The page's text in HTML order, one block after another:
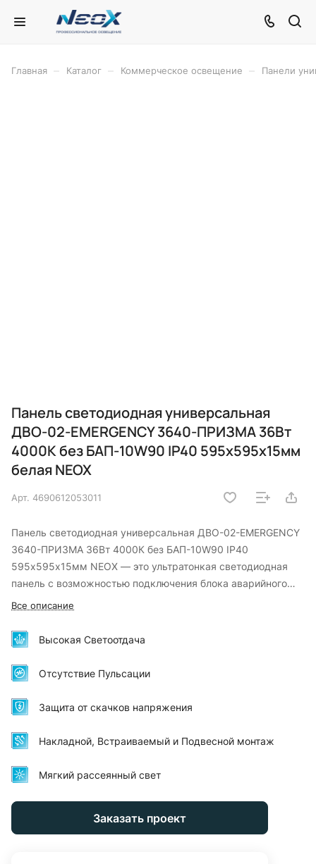
Главная Каталог Коммерческое освещение Панели
Панель светодиодная универсальная
ДВО-02-EMERGENCY 3640-ПРИЗМА 36Вт
4000К без БАП-10W90 IP40 595х595x15мм
белая NEOX
Арт. 4690612053011
Панель светодиодная универсальная ДВО-02-EMERGENCY
3640-ПРИЗМА 36Вт 4000К без БАП-10W90 IP40
595х595x15мм NEOX — это ультратонкая светодиодная
панель с возможностью подключения блока аварийного
питания для основного и дополнительного освещения в
учебных заведениях и местах общественного питания.
Световой поток 3960 Лм, эффективность 110 Лм/Вт,
цветовая температура 4000К (нейтральный белый),
призматический рассеиватель. Отсутствие пульсаций,
встроенная защита от скачков напряжения. Ультратонкий
корпус 15 мм, размер 595×595 мм, подходит для
накладного, встраиваемого и подвесного монтажа.
Возможность подключения блока аварийного питания
БАП-10W90 (приобретается отдельно). Гарантия 24 месяца.
Все описание
Высокая Светоотдача
Отсутствие Пульсации
Защита от скачков напряжения
Накладной, Встраиваемый и Подвесной монтаж
Мягкий рассеянный свет
Заказать проект